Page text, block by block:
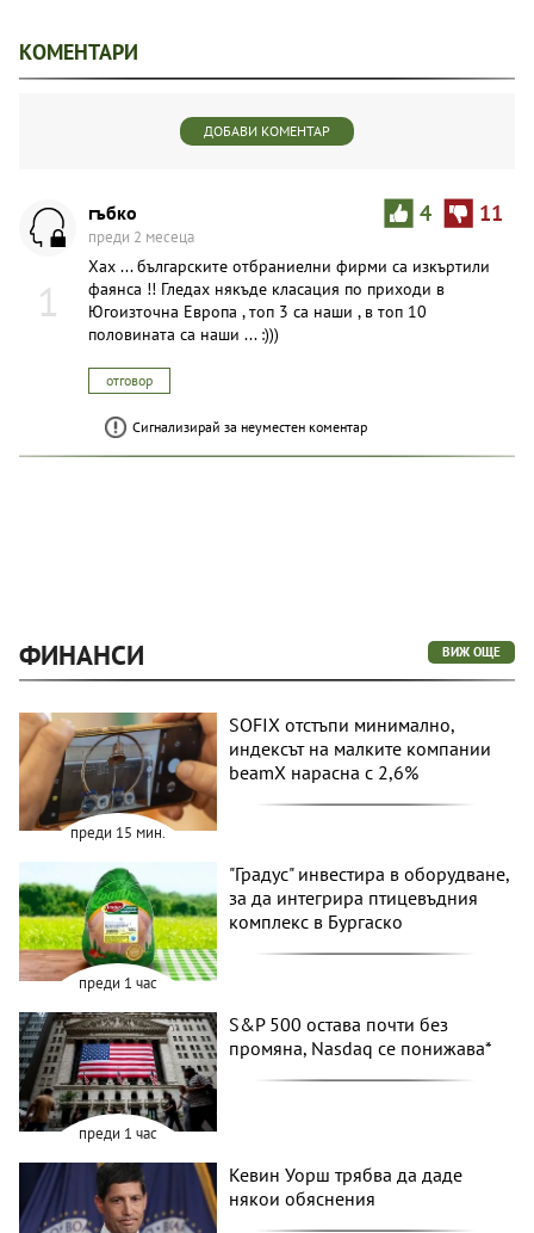
КОМЕНТАРИ
ДОБАВИ КОМЕНТАР
1
4 11
гъбко
преди 2 месеца
Хах ... българските отбраниелни фирми са изкъртили
фаянса !! Гледах някъде класация по приходи в
Югоизточна Европа , топ 3 са наши , в топ 10
половината са наши ... :)))
отговор
Сигнализирай за неуместен коментар
ФИНАНСИ ВИЖ ОЩЕ
преди 15 мин.
SOFIX отстъпи минимално,
индексът на малките компании
beamX нарасна с 2,6%
преди 1 час
"Градус" инвестира в оборудване,
за да интегрира птицевъдния
комплекс в Бургаско
преди 1 час
S&P 500 остава почти без
промяна, Nasdaq се понижава*
Кевин Уорш трябва да даде
някои обяснения